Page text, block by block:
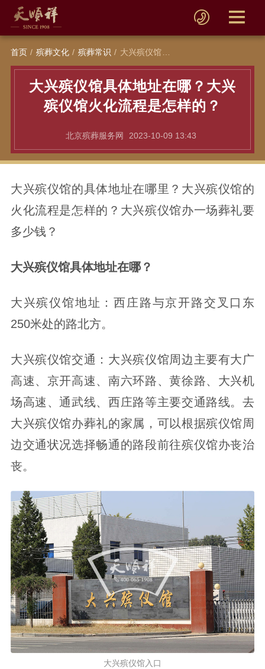
首页 殡葬文化 殡葬常识 大兴殡仪馆具体地址在哪？大兴殡仪馆火化流程是怎样的？
大兴殡仪馆具体地址在哪？大兴
殡仪馆火化流程是怎样的？
北京殡葬服务网 2023-10-09 13:43
大兴殡仪馆的具体地址在哪里？大兴殡仪馆的
火化流程是怎样的？大兴殡仪馆办一场葬礼要
多少钱？
大兴殡仪馆具体地址在哪？
大兴殡仪馆地址：西庄路与京开路交叉口东
250米处的路北方。
大兴殡仪馆交通：大兴殡仪馆周边主要有大广
高速、京开高速、南六环路、黄徐路、大兴机
场高速、通武线、西庄路等主要交通路线。去
大兴殡仪馆办葬礼的家属，可以根据殡仪馆周
边交通状况选择畅通的路段前往殡仪馆办丧治
丧。
大兴殡仪馆入口